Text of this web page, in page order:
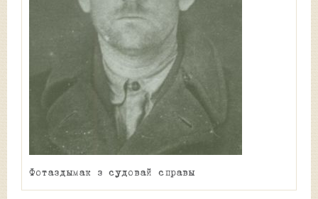
Фотаздымак з судовай справы